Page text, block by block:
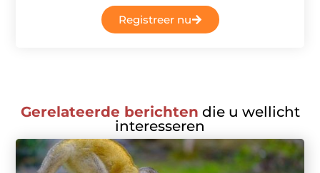
Registreer nu
Gerelateerde berichten die u wellicht
interesseren